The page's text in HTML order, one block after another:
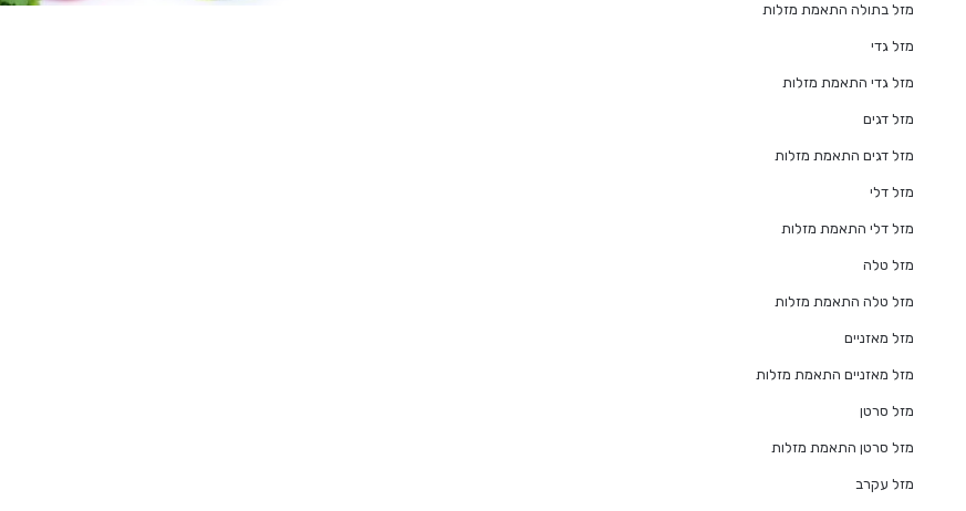
מזל בתולה התאמת מזלות
מזל גדי
מזל גדי התאמת מזלות
מזל דגים
מזל דגים התאמת מזלות
מזל דלי
מזל דלי התאמת מזלות
מזל טלה
מזל טלה התאמת מזלות
מזל מאזניים
מזל מאזניים התאמת מזלות
מזל סרטן
מזל סרטן התאמת מזלות
מזל עקרב